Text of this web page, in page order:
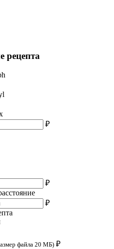
рецепта
₽
₽
₽
файла 20 МБ) ₽